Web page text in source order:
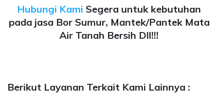
Hubungi Kami Segera untuk kebutuhan
pada jasa Bor Sumur, Mantek/Pantek Mata
Air Tanah Bersih Dll!!!
Berikut Layanan Terkait Kami Lainnya :